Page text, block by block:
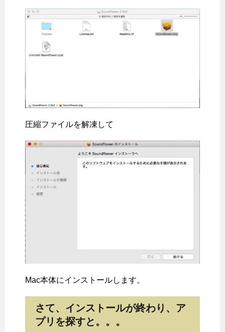
圧縮ファイルを解凍して
Mac本体にインストールします。
さて、インストールが終わり、ア
プリを探すと。。。